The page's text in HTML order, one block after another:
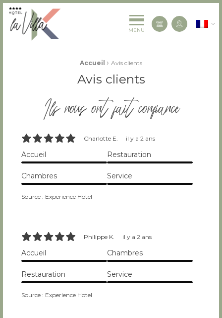
La Villa K Hôtel Spa Restaurant 4 étoiles
MENU Contactez-
Accueil › Avis clients
Avis clients
Ils nous ont fait confiance
10/10 Charlotte E. il y a 2 ans
Accueil
Restauration
Chambres
Service
Source : Experience Hotel
10/10 Philippe K. il y a 2 ans
Accueil
Chambres
Restauration
Service
Source : Experience Hotel